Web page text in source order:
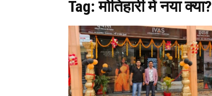
Tag:मोतिहारी में नया क्या?